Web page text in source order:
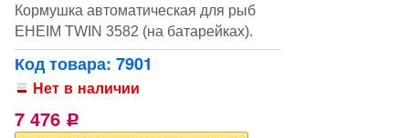
Кормушка автоматическая для рыб
EHEIM TWIN 3582 (на батарейках).
Код товара: 7901
Нет в наличии
7 476 Р